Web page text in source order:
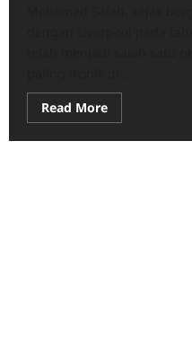
Read MoreRead
more
Deretan